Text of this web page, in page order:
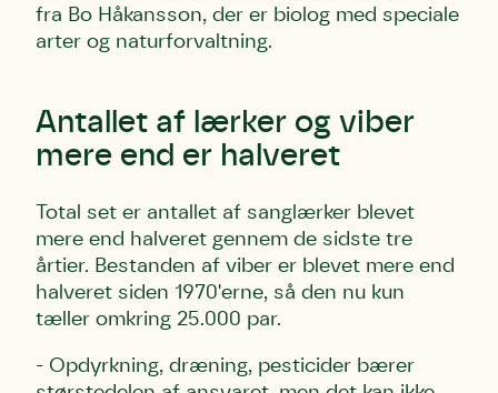
fra Bo Håkansson, der er biolog med speciale
arter og naturforvaltning.
Antallet af lærker og viber
mere end er halveret
Total set er antallet af sanglærker blevet
mere end halveret gennem de sidste tre
årtier. Bestanden af viber er blevet mere end
halveret siden 1970'erne, så den nu kun
tæller omkring 25.000 par.
- Opdyrkning, dræning, pesticider bærer
Skriv under (hjørring)
Efternavn
Email
Sund Limfjord
Efternavn
Email
Storken tilbage til Kolding
Efternavn
Email